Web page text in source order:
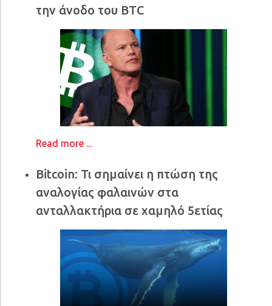
την άνοδο του BTC
Read more ...
Bitcoin: Τι σημαίνει η πτώση της
αναλογίας φαλαινών στα
ανταλλακτήρια σε χαμηλό 5ετίας